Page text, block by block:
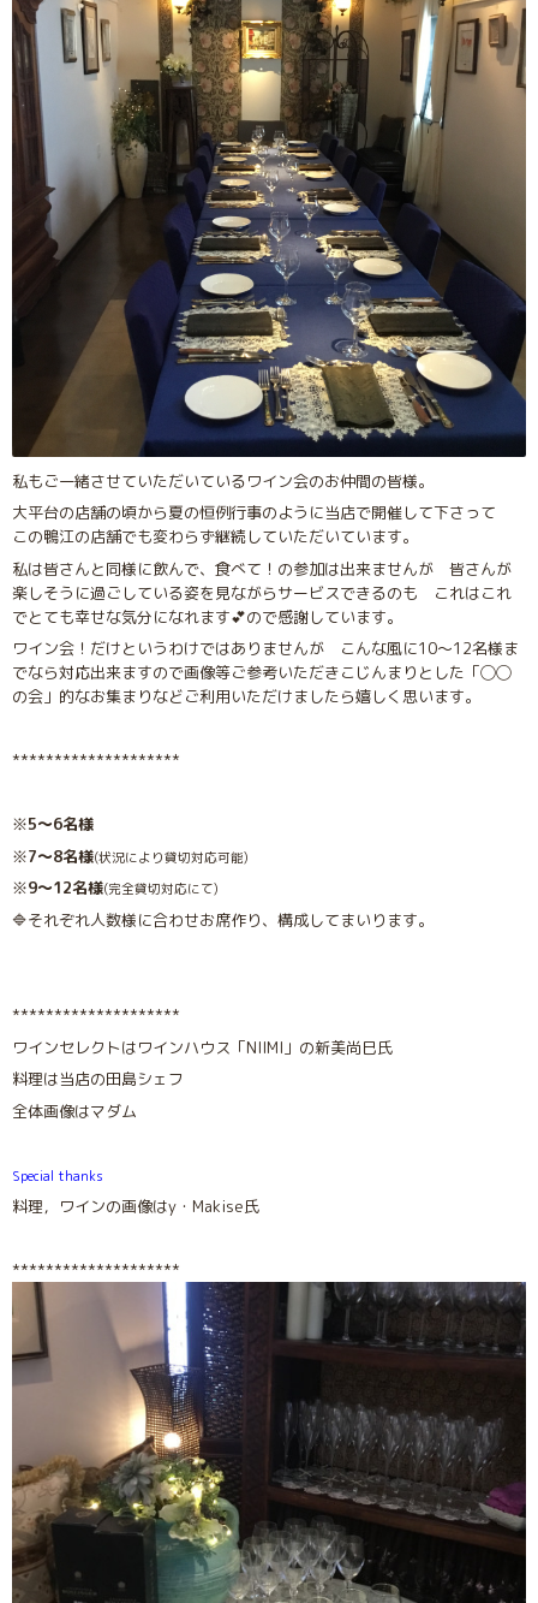
私もご一緒させていただいているワイン会のお仲間の皆様。
大平台の店舗の頃から夏の恒例行事のように当店で開催して下さって
この鴨江の店舗でも変わらず継続していただいています。
私は皆さんと同様に飲んで、食べて！の参加は出来ませんが 皆さんが
楽しそうに過ごしている姿を見ながらサービスできるのも これはこれ
でとても幸せな気分になれます💕ので感謝しています。
ワイン会！だけというわけではありませんが こんな風に10〜12名様ま
でなら対応出来ますので画像等ご参考いただきこじんまりとした「◯◯
の会」的なお集まりなどご利用いただけましたら嬉しく思います。
********************
※5〜6名様
※7〜8名様(状況により貸切対応可能)
※9〜12名様(完全貸切対応にて)
🔷それぞれ人数様に合わせお席作り、構成してまいります。
********************
ワインセレクトはワインハウス「NIIMI」の新美尚巳氏
料理は当店の田島シェフ
全体画像はマダム
Special thanks
料理，ワインの画像はy・Makise氏
********************